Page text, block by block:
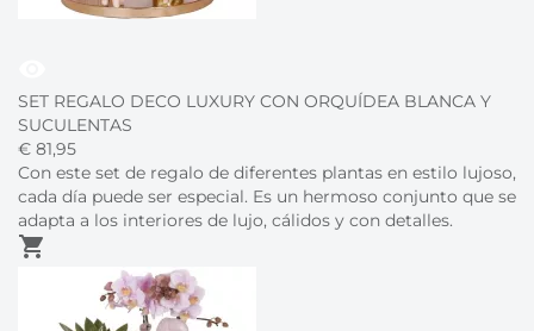
SET REGALO DECO LUXURY CON ORQUÍDEA BLANCA Y
SUCULENTAS
€ 81,95
Con este set de regalo de diferentes plantas en estilo lujoso,
cada día puede ser especial. Es un hermoso conjunto que se
adapta a los interiores de lujo, cálidos y con detalles.
shopping_cart